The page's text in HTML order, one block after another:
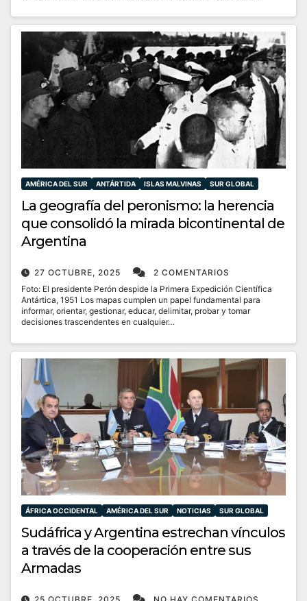
AMÉRICA DEL SUR ANTÁRTIDA ISLAS MALVINAS SUR GLOBAL
La geografía del peronismo: la herencia
que consolidó la mirada bicontinental de
Argentina
27 OCTUBRE, 2025
2 COMENTARIOS
Foto: El presidente Perón despide la Primera Expedición Científica
Antártica, 1951 Los mapas cumplen un papel fundamental para
informar, orientar, gestionar, educar, delimitar, probar y tomar
decisiones trascendentes en cualquier…
ÁFRICA OCCIDENTAL AMÉRICA DEL SUR NOTICIAS SUR GLOBAL
Sudáfrica y Argentina estrechan vínculos
a través de la cooperación entre sus
Armadas